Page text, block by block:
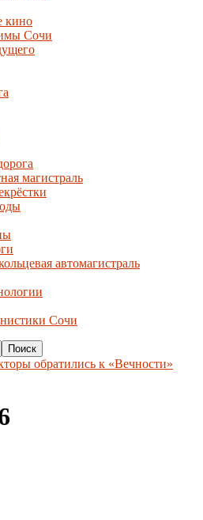
кино
Сочи
магистраль
автомагистраль
Сочи
обратились к «Вечности»